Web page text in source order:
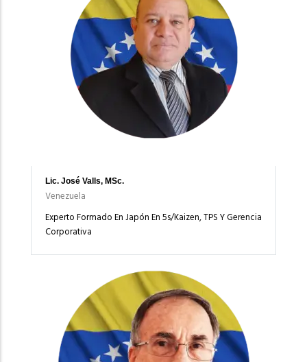
Lic. José Valls, MSc.
Venezuela
Experto Formado En Japón En 5s/Kaizen, TPS Y Gerencia
Corporativa